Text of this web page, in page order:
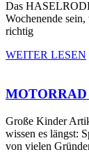
Das
Wochenende
richtig
WEITER LESEN
Große Kinder
wissen es längst:
von vielen